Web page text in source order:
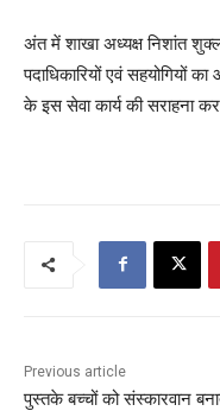
अंत में शाखा अध्यक्ष निशांत
पदाधिकारियों एवं सहयोगियों
के इस सेवा कार्य की सराहना
Previous article
पुस्तके बच्चों को संस्कारवान